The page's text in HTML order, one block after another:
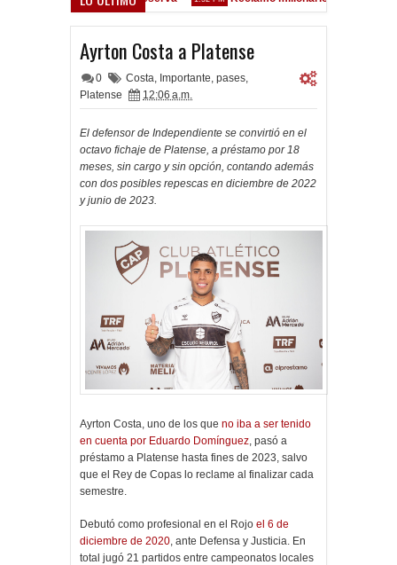
Ayrton Costa a Platense
0 Costa, Importante, pases,
Platense
12:06 a.m.
El defensor de Independiente se convirtió en el
octavo fichaje de Platense, a préstamo por 18
meses, sin cargo y sin opción, contando además
con dos posibles repescas en diciembre de 2022
y junio de 2023.
Ayrton Costa, uno de los que no iba a ser tenido
en cuenta por Eduardo Domínguez , pasó a
préstamo a Platense hasta fines de 2023, salvo
que el Rey de Copas lo reclame al finalizar cada
semestre.
Debutó como profesional en el Rojo el 6 de
diciembre de 2020 , ante Defensa y Justicia. En
total jugó 21 partidos entre campeonatos locales